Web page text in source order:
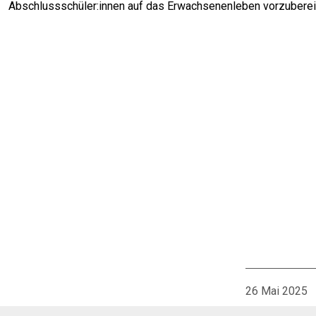
Abschlussschüler:innen auf das Erwachsenenleben
26 Mai 2025